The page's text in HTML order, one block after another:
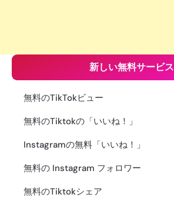
新しい無料サービス
無料のTikTokビュー
無料のTiktokの「いいね！」
Instagramの無料「いいね！」
無料の Instagram フォロワー
無料のTiktokシェア